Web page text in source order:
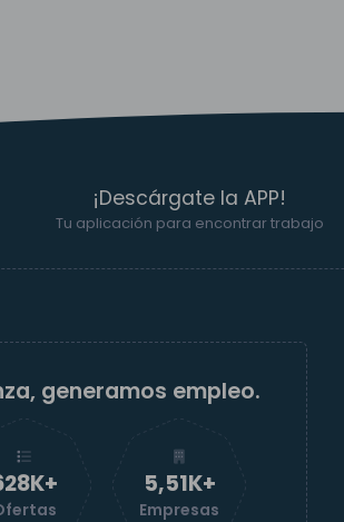
¡Descárgate la APP!
Tu aplicación para encontrar trabajo
generamos empleo.
5,51K+
Empresas